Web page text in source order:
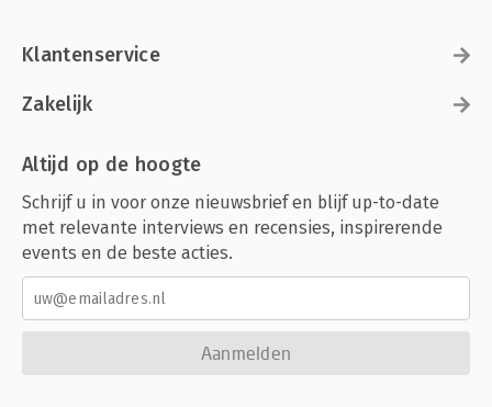
Klantenservice
Zakelijk
Altijd op de hoogte
Schrijf u in voor onze nieuwsbrief en blijf up-to-date
met relevante interviews en recensies, inspirerende
events en de beste acties.
Aanmelden